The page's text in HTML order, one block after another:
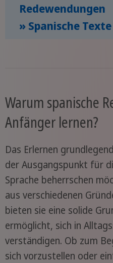
Redewendungen
» Spanische
Warum spanische
Anfänger lernen?
Das Erlernen
der Ausgangspunkt für
Sprache beherrschen
aus verschiedenen
bieten sie eine solide
ermöglicht, sich in
verständigen. Ob zum
sich vorzustellen oder